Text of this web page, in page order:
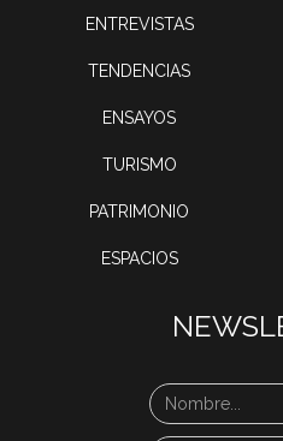
ENTREVISTAS
TENDENCIAS
ENSAYOS
TURISMO
PATRIMONIO
ESPACIOS